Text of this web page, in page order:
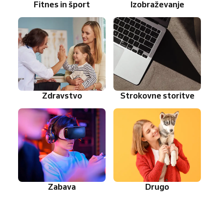
Fitnes in šport Izobraževanje
Zdravstvo Strokovne storitve
Zabava Drugo